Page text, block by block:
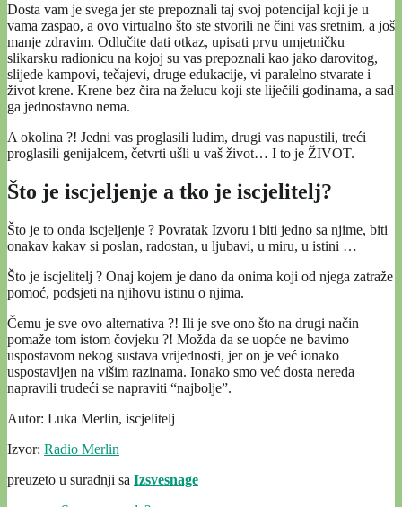
Dosta vam je svega jer ste prepoznali taj svoj potencijal koji je u
vama zaspao, a ovo virtualno što ste stvorili ne čini vas sretnim, a još
manje zdravim. Odlučite dati otkaz, upisati prvu umjetničku
slikarsku radionicu na kojoj su vas prepoznali kao jako darovitog,
slijede kampovi, tečajevi, druge edukacije, vi paralelno stvarate i
život krene. Krene bez čira na želucu koji ste liječili godinama, a sad
ga jednostavno nema.
A okolina ?! Jedni vas proglasili ludim, drugi vas napustili, treći
proglasili genijalcem, četvrti ušli u vaš život… I to je ŽIVOT.
Što je iscjeljenje a tko je iscjelitelj?
Što je to onda iscjeljenje ? Povratak Izvoru i biti jedno sa njime, biti
onakav kakav si poslan, radostan, u ljubavi, u miru, u istini …
Što je iscjelitelj ? Onaj kojem je dano da onima koji od njega zatraže
pomoć, podsjeti na njihovu istinu o njima.
Čemu je sve ovo alternativa ?! Ili je sve ono što na drugi način
pomaže tom istom čovjeku ?! Možda da se uopće ne bavimo
uspostavom nekog sustava vrijednosti, jer on je već ionako
uspostavljen na višim razinama. Ionako smo već dosta nereda
napravili trudeći se napraviti “najbolje”.
Autor: Luka Merlin, iscjelitelj
Izvor: Radio Merlin
preuzeto u suradnji sa Izsvesnage